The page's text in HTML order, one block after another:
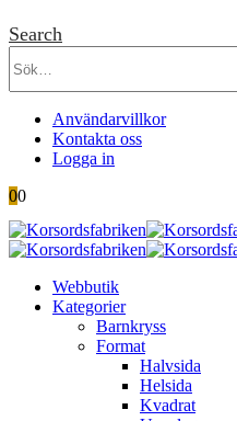
Search
Användarvillkor
Kontakta oss
Logga in
00
Webbutik
Kategorier
Barnkryss
Format
Halvsida
Helsida
Kvadrat